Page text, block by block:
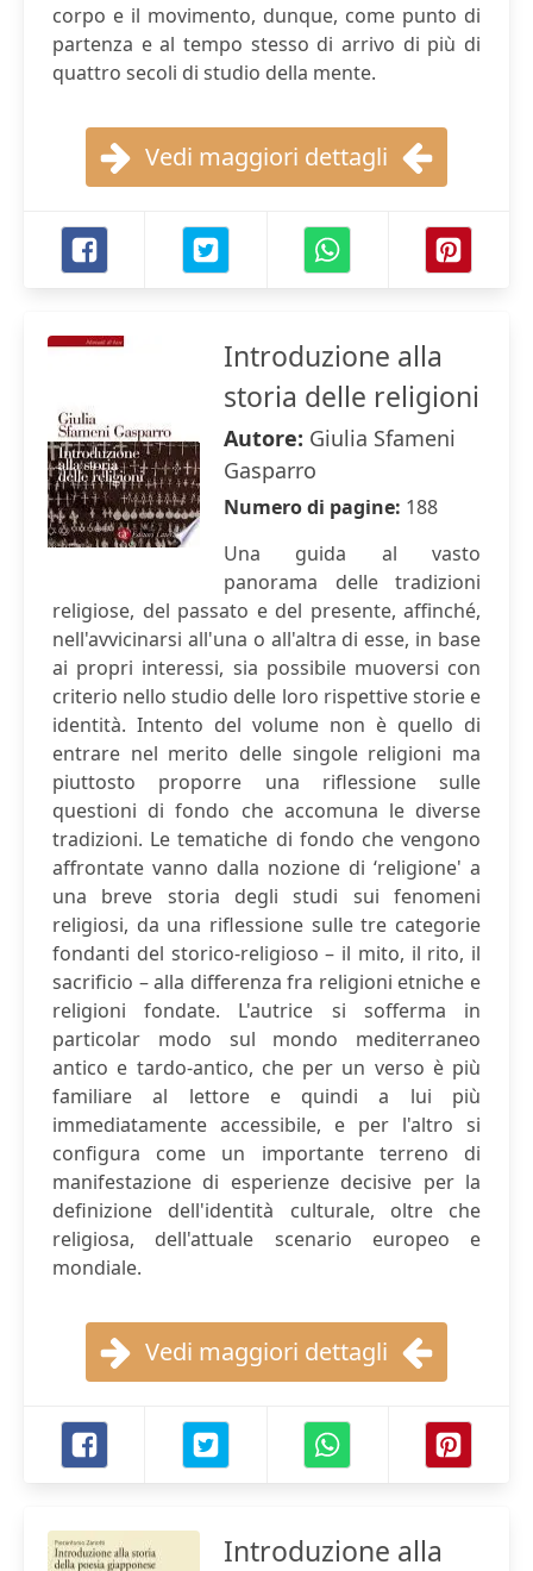
corpo e il movimento, dunque, come punto di
partenza e al tempo stesso di arrivo di più di
quattro secoli di studio della mente.
Vedi maggiori dettagli
Introduzione alla
storia delle religioni
Autore: Giulia Sfameni
Gasparro
Numero di pagine: 188
Una guida al vasto
panorama delle tradizioni
religiose, del passato e del presente, affinché,
nell'avvicinarsi all'una o all'altra di esse, in base
ai propri interessi, sia possibile muoversi con
criterio nello studio delle loro rispettive storie e
identità. Intento del volume non è quello di
entrare nel merito delle singole religioni ma
piuttosto proporre una riflessione sulle
questioni di fondo che accomuna le diverse
tradizioni. Le tematiche di fondo che vengono
affrontate vanno dalla nozione di ‘religione' a
una breve storia degli studi sui fenomeni
religiosi, da una riflessione sulle tre categorie
fondanti del storico-religioso – il mito, il rito, il
sacrificio – alla differenza fra religioni etniche e
religioni fondate. L'autrice si sofferma in
particolar modo sul mondo mediterraneo
antico e tardo-antico, che per un verso è più
familiare al lettore e quindi a lui più
immediatamente accessibile, e per l'altro si
configura come un importante terreno di
manifestazione di esperienze decisive per la
definizione dell'identità culturale, oltre che
religiosa, dell'attuale scenario europeo e
mondiale.
Vedi maggiori dettagli
Introduzione alla